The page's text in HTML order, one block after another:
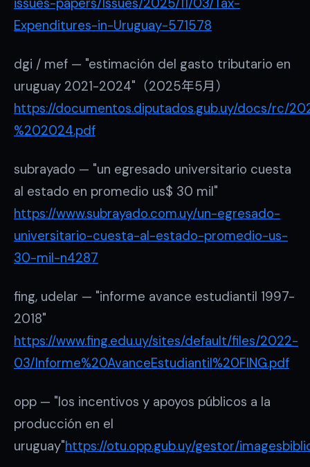
issues-papers/Issues/2025/11/03/Tax-
Expenditures-in-Uruguay-571578
dgi / mef — "estimación del gasto tributario en
uruguay 2021-2024"（2025年5月）
https://documentos.diputados.gub.uy/docs/rc/
%202024.pdf
subrayado — "un egresado universitario cuesta
al estado en promedio us$ 30 mil"
https://www.subrayado.com.uy/un-egresado-
universitario-cuesta-al-estado-promedio-us-
30-mil-n4287
fing, udelar — "informe avance estudiantil 1997-
2018"
https://www.fing.edu.uy/sites/default/files/2022-
03/Informe%20AvanceEstudiantil%20FING.pdf
opp — "los incentivos y apoyos públicos a la
producción en el
uruguay"https://otu.opp.gub.uy/gestor/